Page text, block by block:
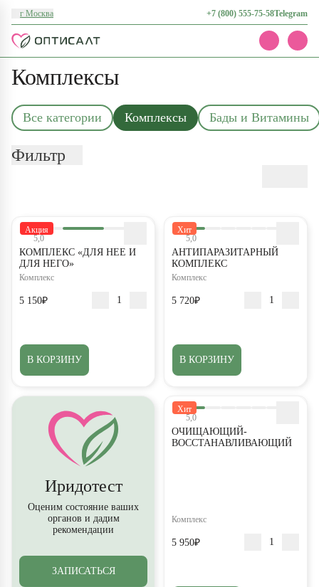
г Москва +7 (800) 555-75-58Telegram
Доставка и оплата
О нас
Контакты
Комплексы
Все категории Комплексы Бады и Витамины
Фильтр
Акция
5,0
КОМПЛЕКС «ДЛЯ НЕЕ И
ДЛЯ НЕГО»
Комплекс
5 150₽
В КОРЗИНУ
Хит
5,0
АНТИПАРАЗИТАРНЫЙ
КОМПЛЕКС
Комплекс
5 720₽
В КОРЗИНУ
Иридотест
Оценим состояние ваших
органов и дадим
рекомендации
ЗАПИСАТЬСЯ
Хит
5,0
ОЧИЩАЮЩИЙ-
ВОССТАНАВЛИВАЮЩИЙ
Комплекс
5 950₽